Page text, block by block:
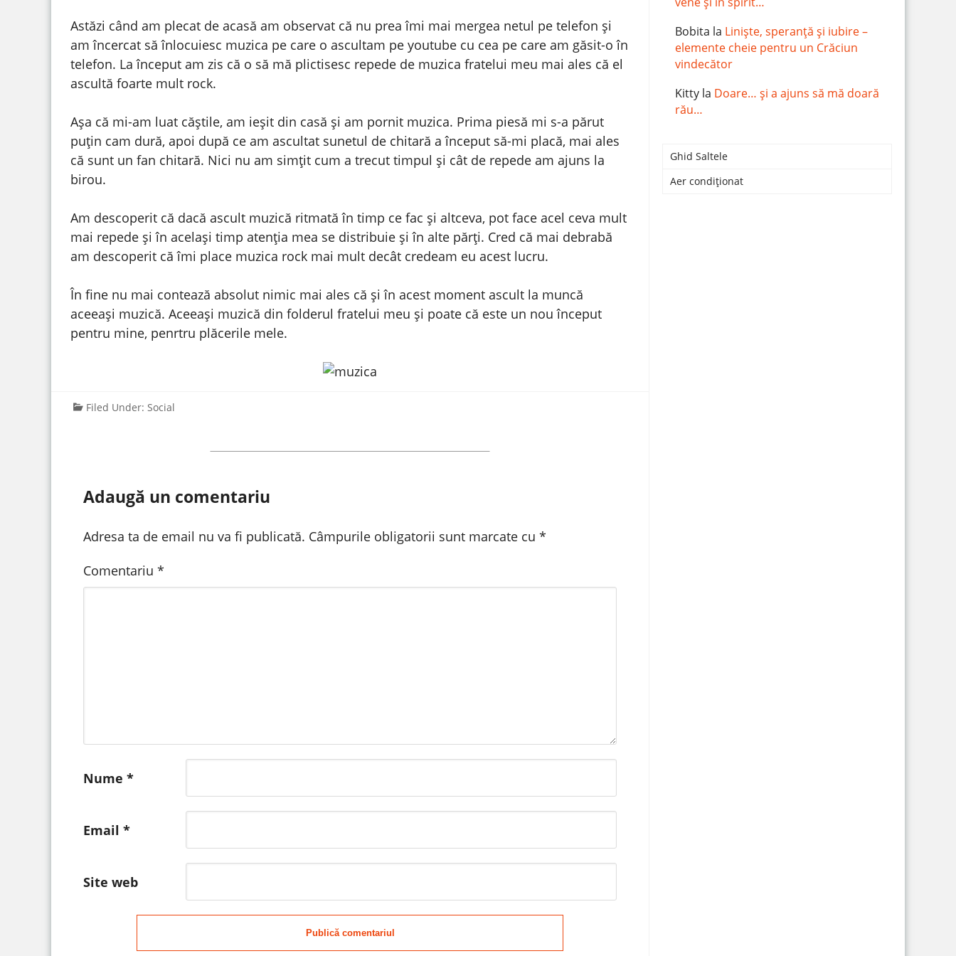
Astăzi când am plecat de acasă am observat că nu prea îmi mai mergea netul pe telefon și
am încercat să înlocuiesc muzica pe care o ascultam pe youtube cu cea pe care am găsit-o în
telefon. La început am zis că o să mă plictisesc repede de muzica fratelui meu mai ales că el
ascultă foarte mult rock.
Așa că mi-am luat căștile, am ieșit din casă și am pornit muzica. Prima piesă mi s-a părut
puțin cam dură, apoi după ce am ascultat sunetul de chitară a început să-mi placă, mai ales
că sunt un fan chitară. Nici nu am simțit cum a trecut timpul și cât de repede am ajuns la
birou.
Am descoperit că dacă ascult muzică ritmată în timp ce fac și altceva, pot face acel ceva mult
mai repede și în același timp atenția mea se distribuie și în alte părți. Cred că mai debrabă
am descoperit că îmi place muzica rock mai mult decât credeam eu acest lucru.
În fine nu mai contează absolut nimic mai ales că și în acest moment ascult la muncă
aceeași muzică. Aceeași muzică din folderul fratelui meu și poate că este un nou început
pentru mine, penrtru plăcerile mele.
Filed Under: Social
Adaugă un comentariu
Adresa ta de email nu va fi publicată. Câmpurile obligatorii sunt marcate cu *
Comentariu *
Nume *
Email *
Site web
Publică comentariul
Bobita la Liniște, speranță și iubire –
elemente cheie pentru un Crăciun
vindecător
Kitty la Doare… și a ajuns să mă doară
rău…
Ghid Saltele
Aer condiționat